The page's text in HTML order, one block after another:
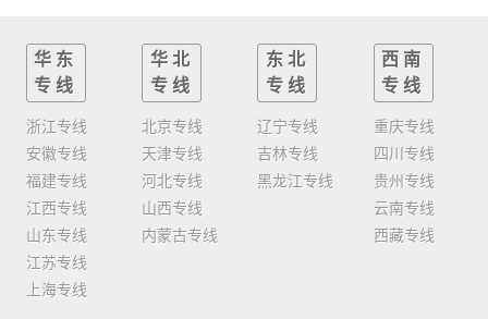
华东
专线
浙江专线
安徽专线
福建专线
江西专线
山东专线
江苏专线
上海专线
华北
专线
北京专线
天津专线
河北专线
山西专线
内蒙古专线
东北
专线
辽宁专线
吉林专线
黑龙江专线
西南
专线
重庆专线
四川专线
贵州专线
云南专线
西藏专线